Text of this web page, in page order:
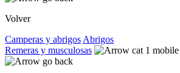
Volver
Camperas y abrigos Abrigos
Remeras y musculosas